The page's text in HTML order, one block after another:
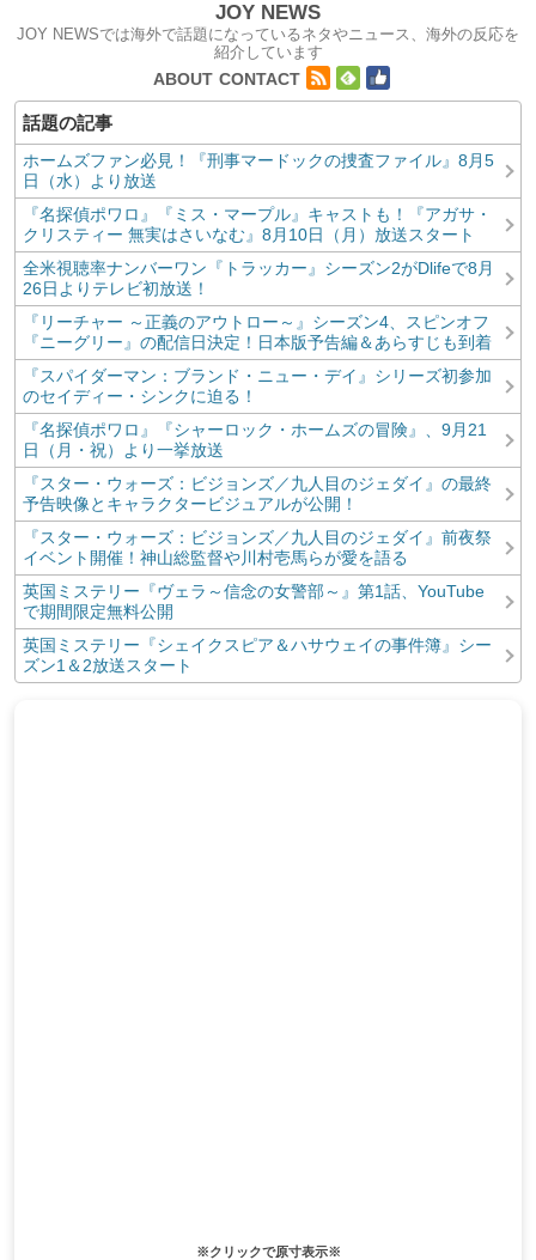
JOY NEWS
JOY NEWSでは海外で話題になっているネタやニュース、海外の反応を
紹介しています
コンテンツへ移動
ABOUT CONTACT
ホームズファン必見！『刑事マードックの捜査ファイル』8月5
日（水）より放送
『名探偵ポワロ』『ミス・マープル』キャストも！『アガサ・
クリスティー 無実はさいなむ』8月10日（月）放送スタート
全米視聴率ナンバーワン『トラッカー』シーズン2がDlifeで8月
26日よりテレビ初放送！
『リーチャー ～正義のアウトロー～』シーズン4、スピンオフ
『ニーグリー』の配信日決定！日本版予告編＆あらすじも到着
『スパイダーマン：ブランド・ニュー・デイ』シリーズ初参加
のセイディー・シンクに迫る！
『名探偵ポワロ』『シャーロック・ホームズの冒険』、9月21
日（月・祝）より一挙放送
『スター・ウォーズ：ビジョンズ／九人目のジェダイ』の最終
予告映像とキャラクタービジュアルが公開！
『スター・ウォーズ：ビジョンズ／九人目のジェダイ』前夜祭
イベント開催！神山総監督や川村壱馬らが愛を語る
英国ミステリー『ヴェラ～信念の女警部～』第1話、YouTube
で期間限定無料公開
英国ミステリー『シェイクスピア＆ハサウェイの事件簿』シー
ズン1＆2放送スタート
※クリックで原寸表示※